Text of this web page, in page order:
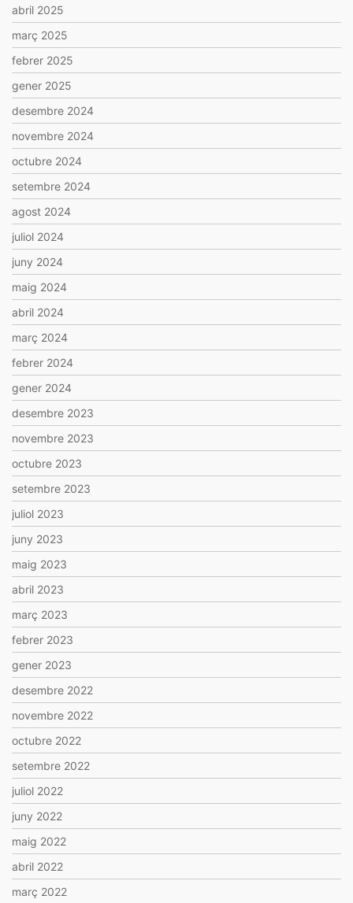
abril 2025
març 2025
febrer 2025
gener 2025
desembre 2024
novembre 2024
octubre 2024
setembre 2024
agost 2024
juliol 2024
juny 2024
maig 2024
abril 2024
març 2024
febrer 2024
gener 2024
desembre 2023
novembre 2023
octubre 2023
setembre 2023
juliol 2023
juny 2023
maig 2023
abril 2023
març 2023
febrer 2023
gener 2023
desembre 2022
novembre 2022
octubre 2022
setembre 2022
juliol 2022
juny 2022
maig 2022
abril 2022
març 2022